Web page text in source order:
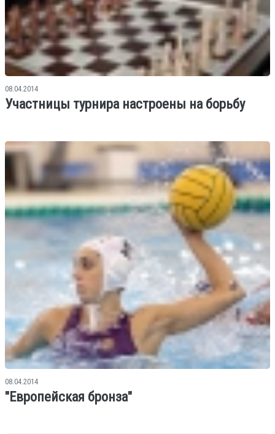
08.04.2014
Участницы турнира настроены на борьбу
08.04.2014
"Европейская бронза"